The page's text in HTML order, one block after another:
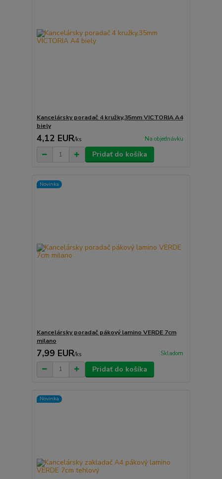
Kancelársky poradač 4 kružky,35mm VICTORIA A4
biely
4,12 EUR/ks Na objednávku
Pridať do košíka
Novinka
Kancelársky poradač pákový lamino VERDE 7cm
milano
7,99 EUR/ks Skladom
Pridať do košíka
Novinka